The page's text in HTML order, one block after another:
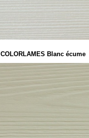
COLORLAMES Blanc écume